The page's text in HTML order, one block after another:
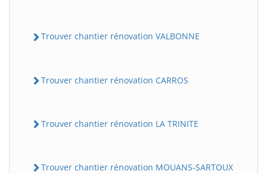
Trouver chantier rénovation VALBONNE
Trouver chantier rénovation CARROS
Trouver chantier rénovation LA TRINITE
Trouver chantier rénovation MOUANS-SARTOUX